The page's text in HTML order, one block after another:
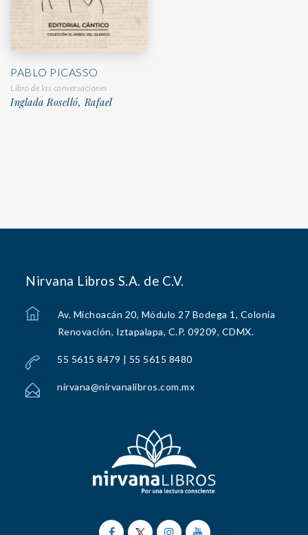
PABLO PICASSO
Libro de las conversaciones
Inglada Roselló, Rafael
Nirvana Libros S.A. de C.V.
Av. Michoacán 20, Módulo 27 Bodega 1, Colonia
Renovación, Iztapalapa, C.P. 09209, CDMX.
55 5615 8479 | 55 5615 8480
nirvana@nirvanalibros.com.mx